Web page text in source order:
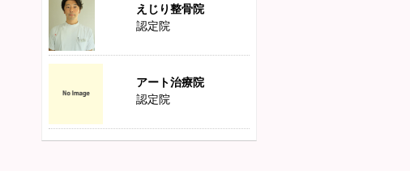
えじり整骨院
認定院
アート治療院
認定院